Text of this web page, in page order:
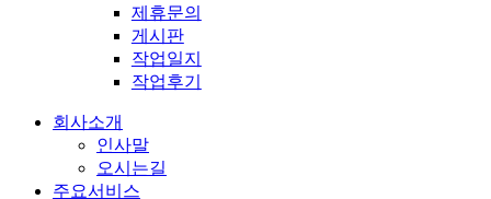
제휴문의
게시판
작업일지
작업후기
회사소개
인사말
오시는길
주요서비스